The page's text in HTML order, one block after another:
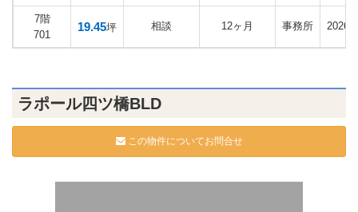
7階
701
19.45坪 相談 12ヶ月 事務所 2026
ラポール四ツ橋BLD
この物件についてお問合せ